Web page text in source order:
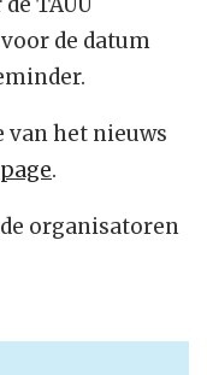
de datum
van het nieuws
.
organisatoren